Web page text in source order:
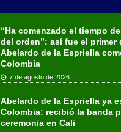
“Ha comenzado el tiempo
del orden”: así fue el primer
Abelardo de la Espriella
Colombia
7 de agosto de 2026
Abelardo de la Espriella ya
Colombia: recibió la banda
ceremonia en Cali